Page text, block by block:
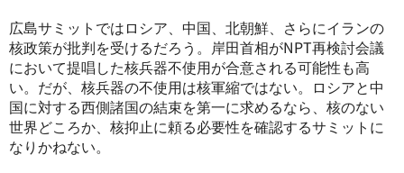
広島サミットではロシア、中国、北朝鮮、さらにイランの
核政策が批判を受けるだろう。岸田首相がNPT再検討会議
において提唱した核兵器不使用が合意される可能性も高
い。だが、核兵器の不使用は核軍縮ではない。ロシアと中
国に対する西側諸国の結束を第一に求めるなら、核のない
世界どころか、核抑止に頼る必要性を確認するサミットに
なりかねない。